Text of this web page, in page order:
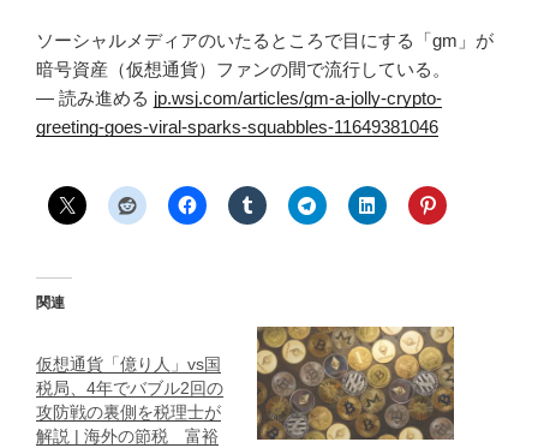
ソーシャルメディアのいたるところで目にする「gm」が
暗号資産（仮想通貨）ファンの間で流行している。
— 読み進める jp.wsj.com/articles/gm-a-jolly-crypto-
greeting-goes-viral-sparks-squabbles-11649381046
関連
仮想通貨「億り人」vs国
税局、4年でバブル2回の
攻防戦の裏側を税理士が
解説 | 海外の節税 富裕